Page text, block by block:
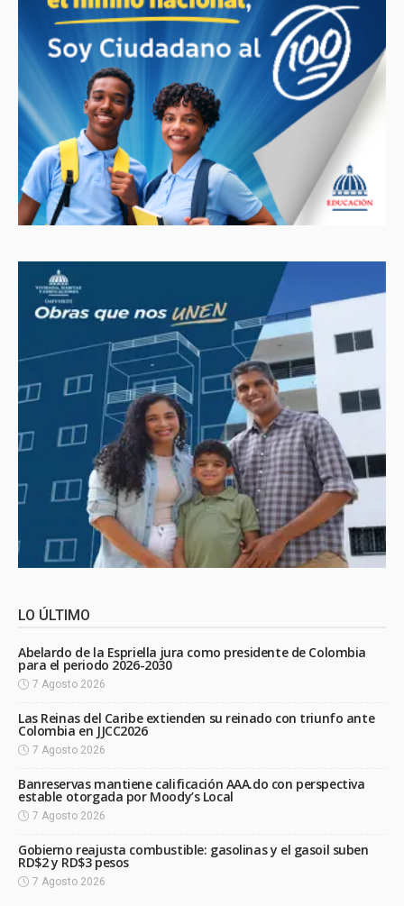
LO ÚLTIMO
Abelardo de la Espriella jura como presidente de Colombia
para el periodo 2026-2030
7 Agosto 2026
Las Reinas del Caribe extienden su reinado con triunfo ante
Colombia en JJCC2026
7 Agosto 2026
Banreservas mantiene calificación AAA.do con perspectiva
estable otorgada por Moody’s Local
7 Agosto 2026
Gobierno reajusta combustible: gasolinas y el gasoil suben
RD$2 y RD$3 pesos
7 Agosto 2026